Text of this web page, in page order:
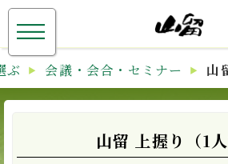
ぶ 会議・会合・セミナー 山
山留 上握り（1人
≡